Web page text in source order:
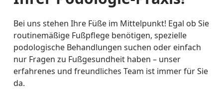
Bei uns stehen Ihre Füße im Mittelpunkt! Egal ob Sie
routinemäßige Fußpflege benötigen, spezielle
podologische Behandlungen suchen oder einfach
nur Fragen zu Fußgesundheit haben – unser
erfahrenes und freundliches Team ist immer für Sie
da.